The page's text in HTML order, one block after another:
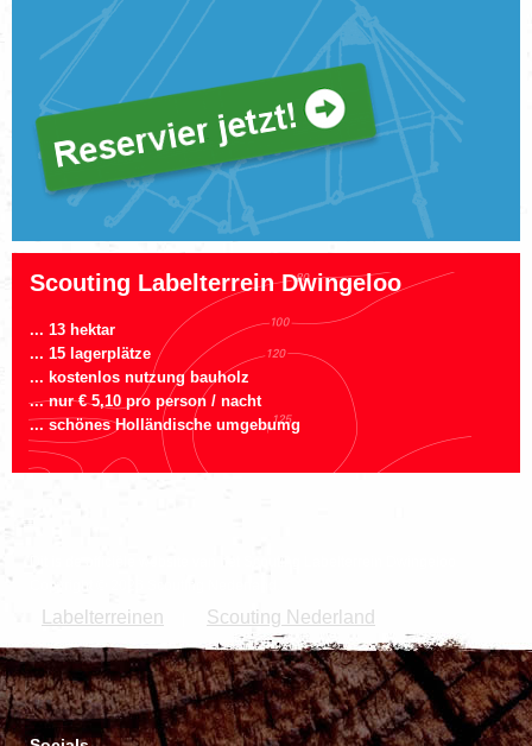
Scouting Labelterrein Dwingeloo
... 13 hektar
... 15 lagerplätze
... kostenlos nutzung bauholz
... nur € 5,10 pro person / nacht
... schönes Holländische umgebumg
Copyright © 2026 Scouting Nederland.
Labelterreinen Scouting Nederland